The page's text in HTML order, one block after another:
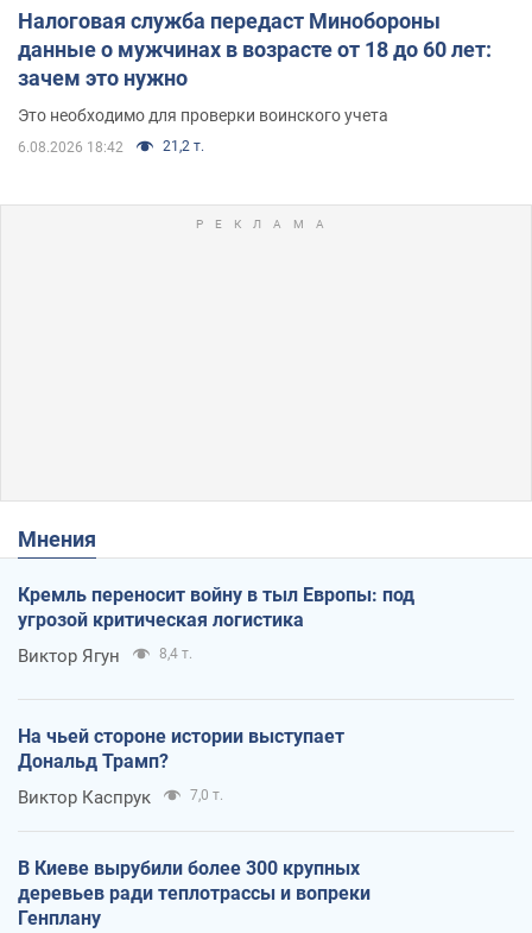
Налоговая служба передаст Минобороны
данные о мужчинах в возрасте от 18 до 60 лет:
зачем это нужно
Это необходимо для проверки воинского учета
6.08.2026 18:42 21,2 т.
Мнения
Кремль переносит войну в тыл Европы: под
угрозой критическая логистика
Виктор Ягун 8,4 т.
На чьей стороне истории выступает
Дональд Трамп?
Виктор Каспрук 7,0 т.
В Киеве вырубили более 300 крупных
деревьев ради теплотрассы и вопреки
Генплану